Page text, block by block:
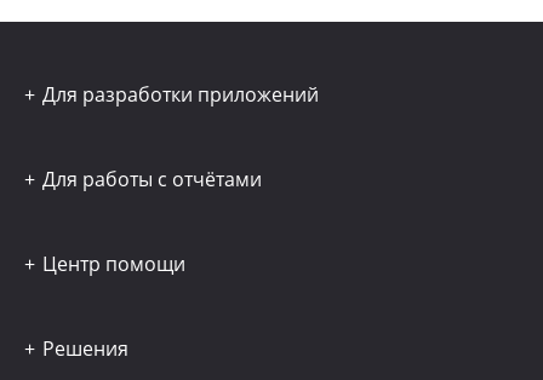
Для разработки приложений
Для работы с отчётами
Центр помощи
Решения